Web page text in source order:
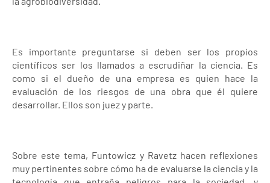
Es importante preguntarse si deben ser los propios
científicos ser los llamados a escrudiñar la ciencia. Es
como si el dueño de una empresa es quien hace la
evaluación de los riesgos de una obra que él quiere
desarrollar. Ellos son juez y parte.
Sobre este tema, Funtowicz y Ravetz hacen reflexiones
muy pertinentes sobre cómo ha de evaluarse la ciencia y la